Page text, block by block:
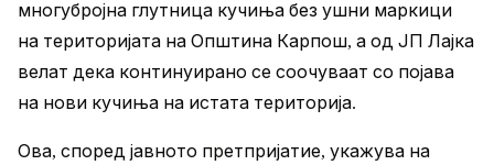
многубројна глутница кучиња без ушни маркици
на територијата на Општина Карпош, а од ЈП Лајка
велат дека континуирано се соочуваат со појава
на нови кучиња на истата територија.
Ова, според јавното претпријатие, укажува на